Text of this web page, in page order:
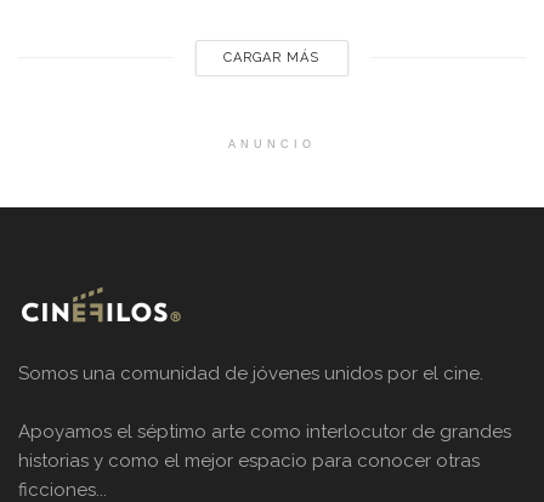
encontraré es una miniserie basada en...
CARGAR MÁS
ANUNCIO
Somos una comunidad de jóvenes unidos por el cine.
Apoyamos el séptimo arte como interlocutor de grandes
historias y como el mejor espacio para conocer otras
ficciones...